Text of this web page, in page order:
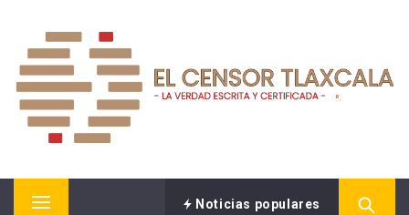
contenido
EL CENSOR NOTICIAS
Noticias populares